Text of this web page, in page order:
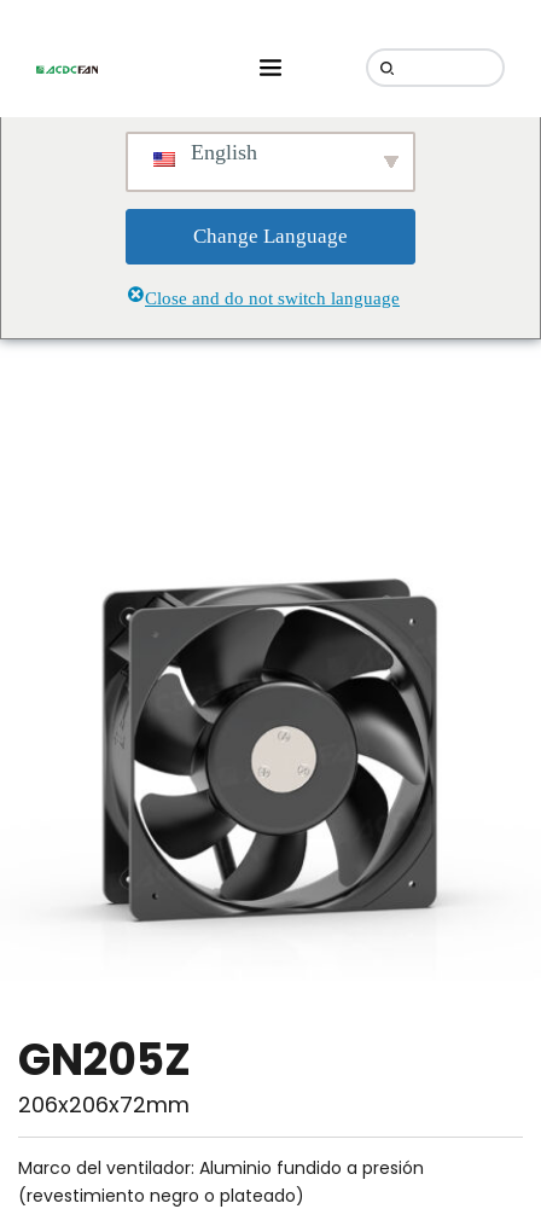
speaking a different language.
Do you want to change to:
English
Change Language
Close and do not switch language
GN205Z
206x206x72mm
Marco del ventilador: Aluminio fundido a presión
(revestimiento negro o plateado)